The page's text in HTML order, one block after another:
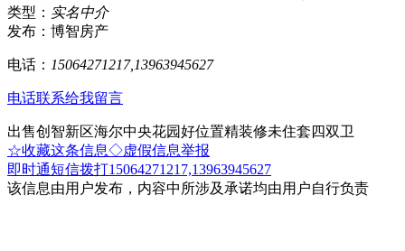
类型： 实名中介
发布：博智房产
电话： 15064271217,13963945627
电话联系给我留言
出售创智新区海尔中央花园好位置精装修未住套四双卫
☆收藏这条信息◇虚假信息举报
即时通短信拨打15064271217,13963945627
该信息由用户发布，内容中所涉及承诺均由用户自行负责